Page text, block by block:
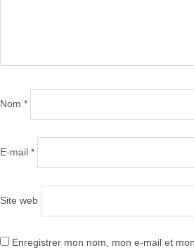
Nom *
E-mail *
Site web
Enregistrer mon nom, mon e-mail et